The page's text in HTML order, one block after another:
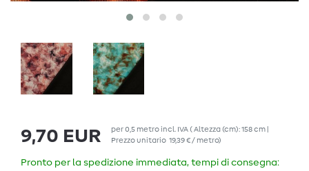
9,70 EUR per0,5 metroincl. IVA( Altezza (cm): 158 cm |
Prezzo unitario 19,39 € / metro)
Pronto per la spedizione immediata, tempi di consegna: